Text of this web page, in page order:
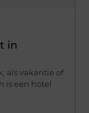
in
als vakantie of
is een hotel